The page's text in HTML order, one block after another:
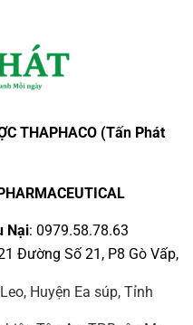
THAPHACO (Tấn Phát
Nại: 0979.58.78.63
Đường Số 21, P8 Gò Vấp,
Huyện Ea súp, Tỉnh